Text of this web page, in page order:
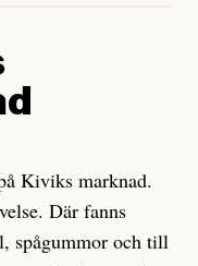
Kiviks marknad.
Där fanns
spågummor och till